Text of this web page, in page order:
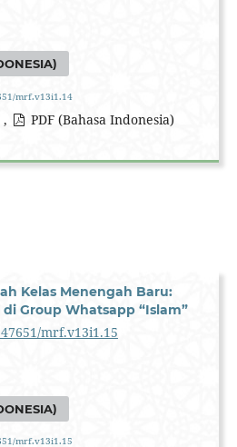
mrf.v13i1.14
PDF (Bahasa Indonesia)
Kelas Menengah Baru:
Group Whatsapp “Islam”
mrf.v13i1.15
mrf.v13i1.15